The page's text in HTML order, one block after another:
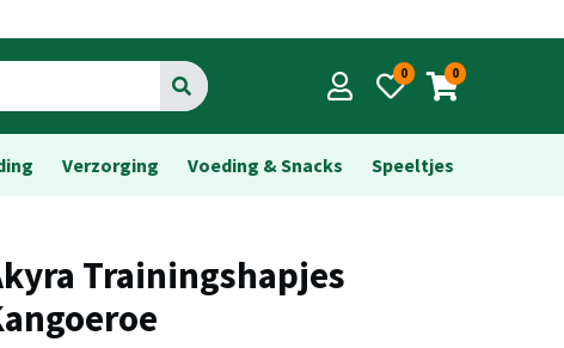
Go 0 0
Verzorging Voeding & Snacks Speeltjes
Trainingshapjes